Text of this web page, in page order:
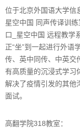
位于北京外国语大学信
星空中国 同声传译训
口_星空中国 远程教学
正“坐”到一起进行外语
传、英中同传、中英交
有高质量的沉浸式学习
解决了疫情引发的其他
面试。
高翻学院318教室：